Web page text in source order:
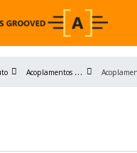
A
coplamentos flexíveis